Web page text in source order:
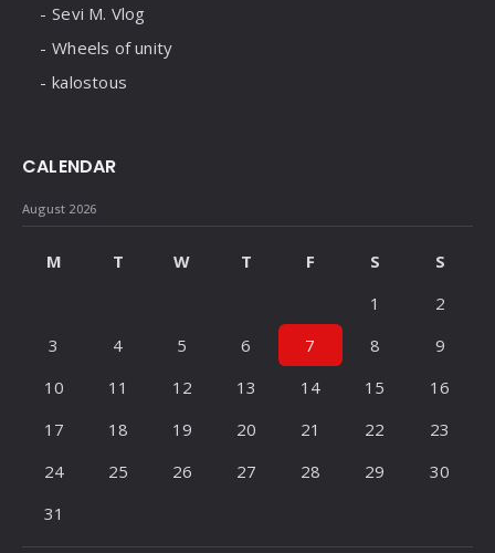
Sevi M. Vlog
Wheels of unity
kalostous
CALENDAR
August 2026
M T W T F S
S
1
2
3
4 5 6 7 8
9
10
11 12 13 14 15
16
17
18 19 20 21 22
23
24
25 26 27 28 29
30
31